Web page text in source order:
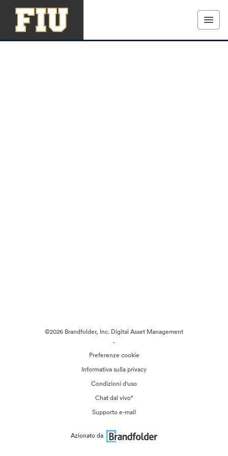
©2026 Brandfolder, Inc. Digital Asset Management
·
Preferenze cookie
Informativa sulla privacy
Condizioni d'uso
Chat dal vivo“
Supporto e-mail
Azionato da